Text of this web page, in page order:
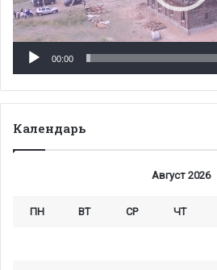
00:00
Календарь
Август 2026
ПН ВТ СР ЧТ